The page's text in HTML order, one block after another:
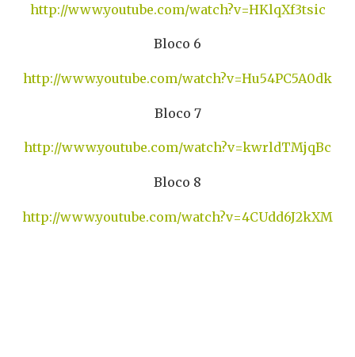
http://www.youtube.com/watch?v=HKlqXf3tsic
Bloco 6
http://www.youtube.com/watch?v=Hu54PC5A0dk
Bloco 7
http://www.youtube.com/watch?v=kwrldTMjqBc
Bloco 8
http://www.youtube.com/watch?v=4CUdd6J2kXM